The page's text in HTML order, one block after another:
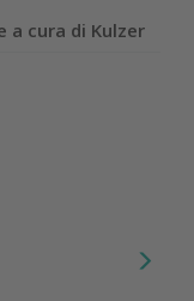
a cura di Kulzer